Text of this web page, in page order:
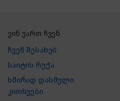
ვინ ვართ ჩვენ
ჩვენ შესახებ
საიტის რუქა
ხშირად დასმული
კითხვები